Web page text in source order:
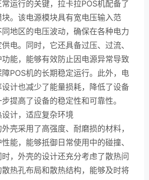
运行的关键，拉卡拉POS机配备了
。该电源模块具有宽电压输入范
地区的电压波动，确保在各种电力
电。同时，它还具备过压、过流、
能，能够有效防止因电源异常导致
POS机的长期稳定运行。此外，电
计也减少了能量损耗，降低了设备
提高了设备的稳定性和可靠性。
计，适应复杂环境
壳采用了高强度、耐磨损的材料，
能，能够抵御日常使用中的碰撞、
，外壳的设计还充分考虑了散热问
热孔布局和散热结构，能够及时将